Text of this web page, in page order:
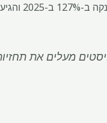
ב-1.6% עד כה ב-2026.
מעלים את תחזיות המחירים לשנת 2026